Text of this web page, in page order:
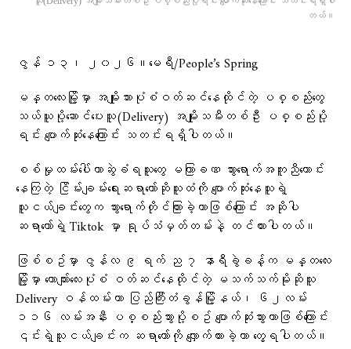
တယ်။
ဇွန် ၁၃၊ ၂၀၂၆။မေရီ/People’s Spring
မန္တလေးမြို့မှာ အမျိုးသားပုံစံဝတ်ဆင်နေထိုင်တဲ့ ပစ္စည်းတွေ
သယ်ယူပို့ဆောင်ပေးသူ(Delivery) အမျိုးသမီးတစ်ဦး ပစ္စည်းပို့
ရင်း ပျောက်ဆုံးနေကြောင်း သတင်းရရှိပါတယ်။
စစ်မှုထမ်းပေါ်တာဆွဲခံရသူတွေ မကြာခဏ သွားရောက်အကူညီတောင်း
နေကြတဲ့ ငြိမ်းချမ်းရေးဆရာတော်ဆိုသူထံကို ပျောက်ဆုံးနေသူရဲ့
သူငယ်ချင်းတွေက သွားရောက်တိုင်ကြားခဲ့တာဖြစ်ကြောင်း အဆိုပါ
ဆရာတော်ရဲ့ Tiktok မှာ ရုပ်သံမှတ်တမ်းနဲ့ တင်ထားပါတယ်။
ဖြစ်စဥ်မှာ ဇွန်လ ၉ ရက် ည ၇ နာရီခွဲခန့်က မန္တလေး
မြို့မှာ ယောကျာ်းလေးပုံစံ ဝတ်ဆင်နေထိုင်တဲ့ မသက်သက်မိုးဆိုသူ
Delivery ဝန်ထမ်းဟာ ပြည်ကြီးတံခွန်မြို့နယ်၊ ၆၂လမ်း
၁၁၆ လမ်းအနီး ပစ္စည်းသွားပို့စဥ် ပျောက်ဆုံးသွားတာဖြစ်ကြောင်း
၎င်းရဲ့သူငယ်ချင်းက ဆရာတော်ကို လျှောက်ထားခဲ့တာ တွေ့ရပါတယ်။